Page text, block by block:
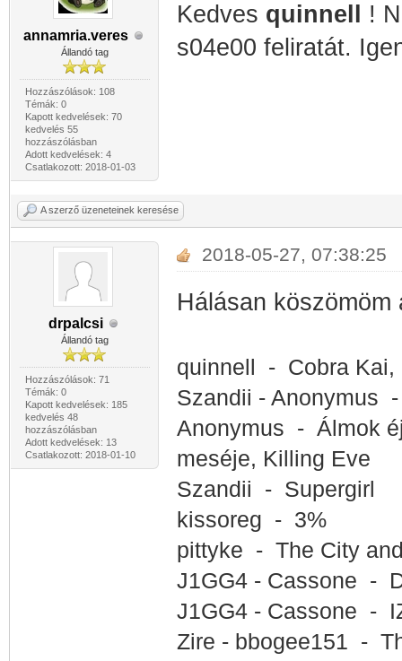
annamria.veres
Állandó tag
Hozzászólások: 108
Témák: 0
Kapott kedvelések: 70
kedvelés 55
hozzászólásban
Adott kedvelések: 4
Csatlakozott: 2018-01-03
Kedves quinnell !
s04e00 feliratát.
A szerző üzeneteinek keresése
drpalcsi
Állandó tag
Hozzászólások: 71
Témák: 0
Kapott kedvelések: 185
kedvelés 48
hozzászólásban
Adott kedvelések: 13
Csatlakozott: 2018-01-10
2018-05-27, 07:38:25
Hálásan
quinnell - Cobra Kai,
Szandii - Anonymus
Anonymus - Álmok
meséje, Killing Eve
Szandii - Supergirl
kissoreg - 3%
pittyke - The City
J1GG4 - Cassone -
J1GG4 - Cassone -
Zire - bbogee151 -